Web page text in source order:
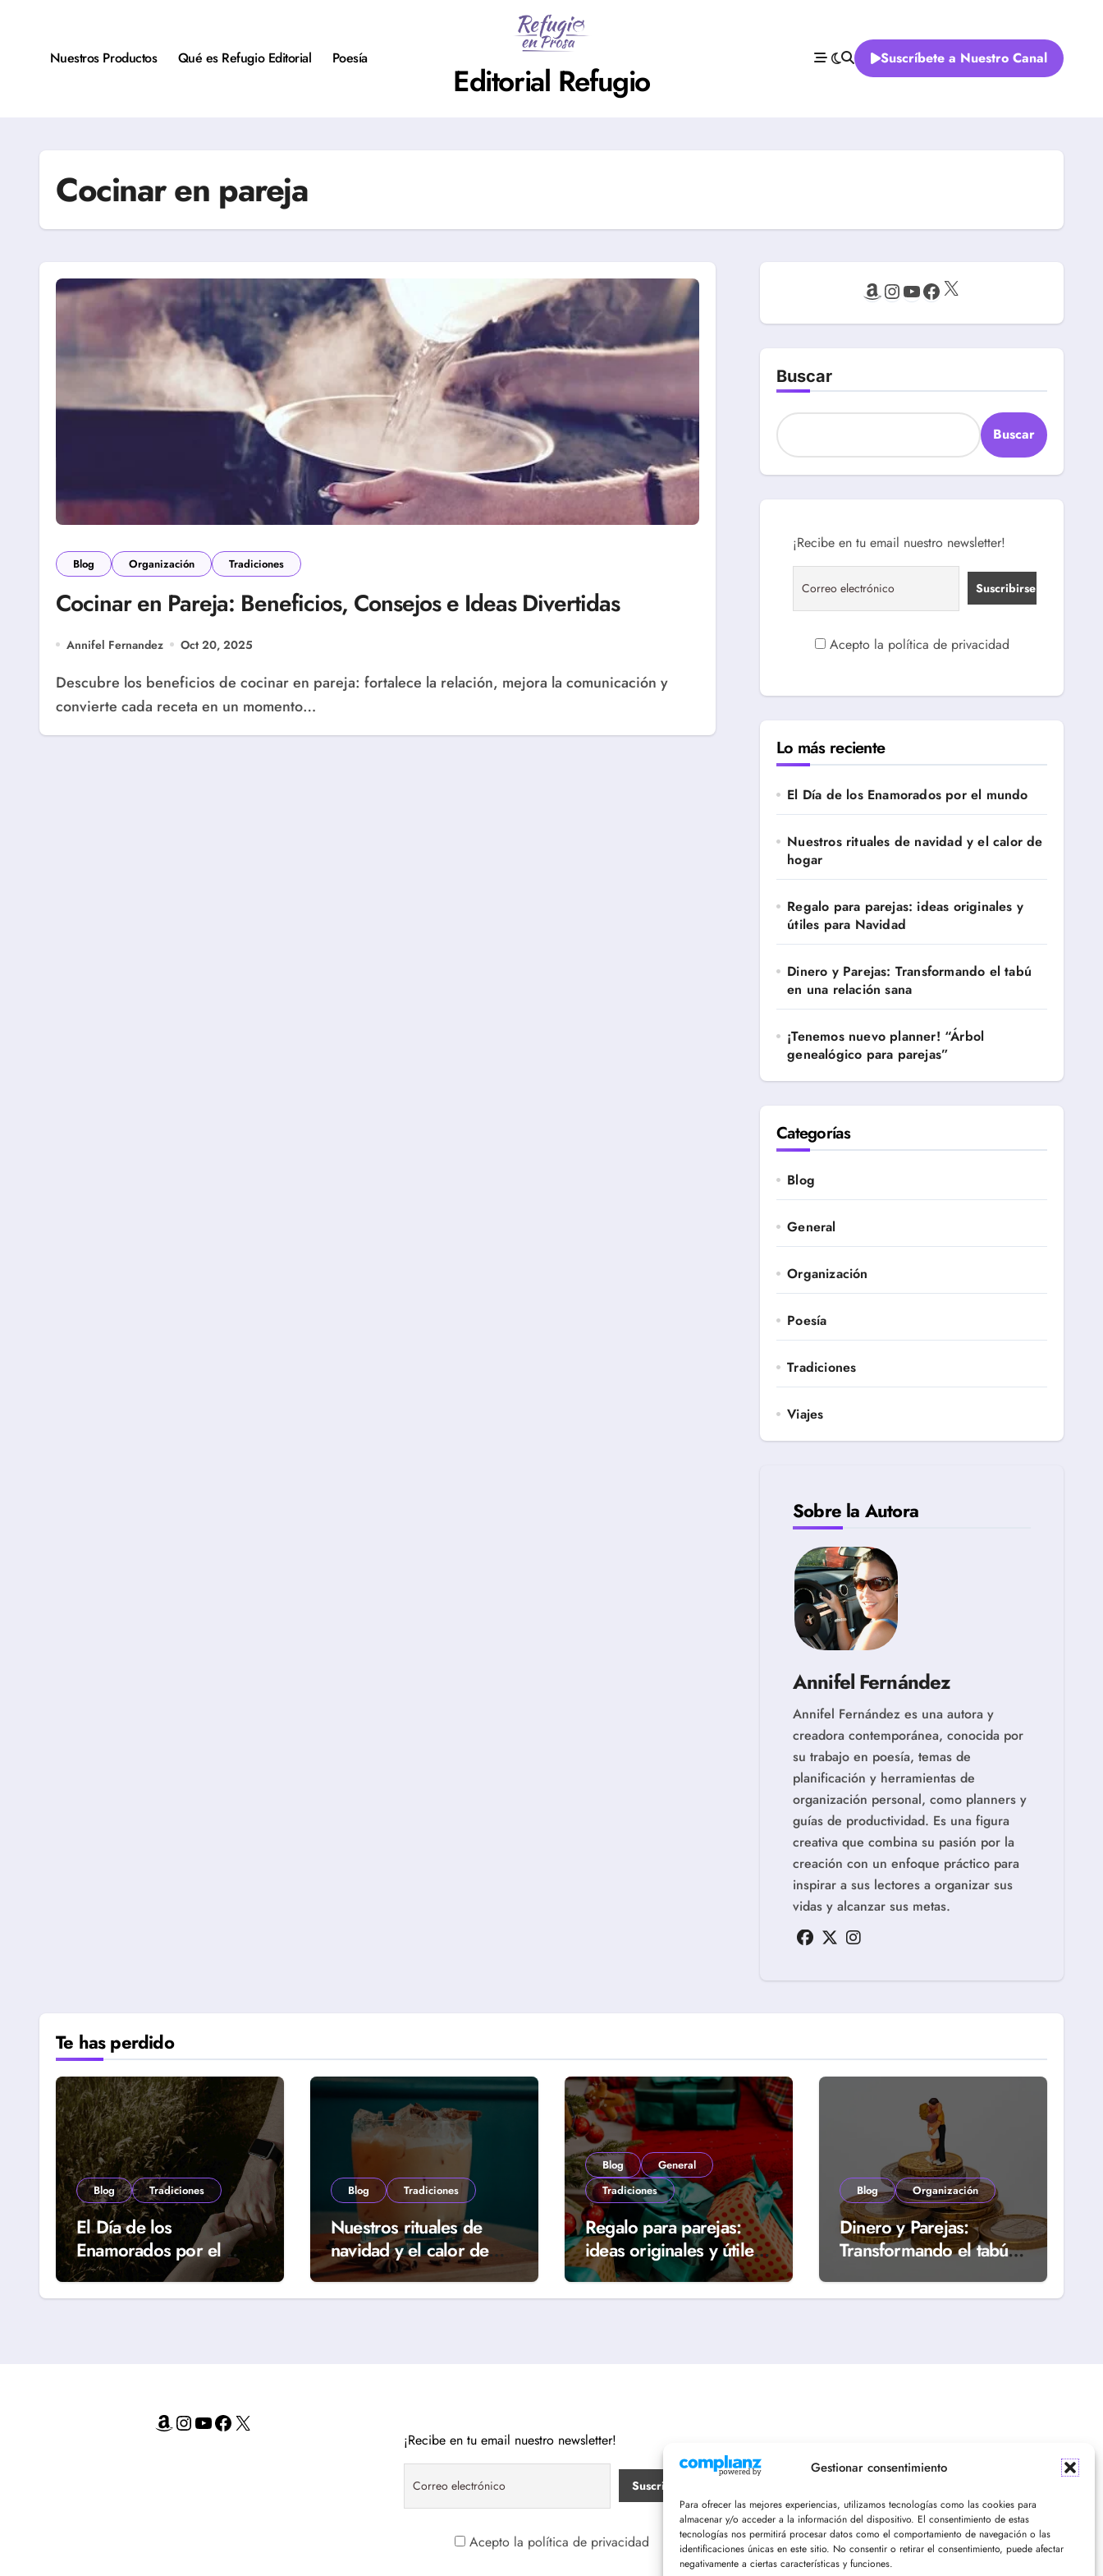
Gestionar consentimiento
Para ofrecer las mejores experiencias, utilizamos tecnologías como las cookies para
almacenar y/o acceder a la información del dispositivo. El consentimiento de estas
tecnologías nos permitirá procesar datos como el comportamiento de navegación o las
identificaciones únicas en este sitio. No consentir o retirar el consentimiento, puede afectar
negativamente a ciertas características y funciones.
Nuestros Productos Qué es Refugio Editorial Poesía
Editorial Refugio
Suscríbete a Nuestro Canal
Cocinar en pareja
Blog Organización Tradiciones
Cocinar en Pareja: Beneficios, Consejos e Ideas Divertidas
Annifel Fernandez Oct 20, 2025
Descubre los beneficios de cocinar en pareja: fortalece la relación, mejora la comunicación y
convierte cada receta en un momento…
Amazon Instagram YouTube Facebook X
Buscar
Buscar
¡Recibe en tu email nuestro newsletter!
Acepto la política de privacidad
Lo más reciente
El Día de los Enamorados por el mundo
Nuestros rituales de navidad y el calor de
hogar
Regalo para parejas: ideas originales y
útiles para Navidad
Dinero y Parejas: Transformando el tabú
en una relación sana
¡Tenemos nuevo planner! “Árbol
genealógico para parejas”
Categorías
Blog
General
Organización
Poesía
Tradiciones
Viajes
Sobre la Autora
Annifel Fernández
Annifel Fernández es una autora y
creadora contemporánea, conocida por
su trabajo en poesía, temas de
planificación y herramientas de
organización personal, como planners y
guías de productividad. Es una figura
creativa que combina su pasión por la
creación con un enfoque práctico para
inspirar a sus lectores a organizar sus
vidas y alcanzar sus metas.
Te has perdido
Blog Tradiciones
El Día de los
Enamorados por el
mundo
Blog Tradiciones
Nuestros rituales de
navidad y el calor de
hogar
Blog
General
Tradiciones
Regalo para parejas:
ideas originales y útiles
para Navidad
Blog Organización
Dinero y Parejas:
Transformando el tabú
Amazon
Instagram
YouTube
Facebook
X
¡Recibe en tu email nuestro newsletter!
Acepto la política de privacidad